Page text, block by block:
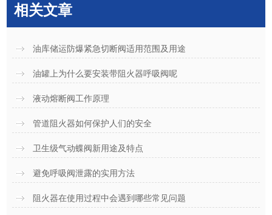
相关文章
油库储运防爆紧急切断阀适用范围及用途
油罐上为什么要安装带阻火器呼吸阀呢
液动熔断阀工作原理
管道阻火器如何保护人们的安全
卫生级气动蝶阀新用途及特点
避免呼吸阀泄露的实用方法
阻火器在使用过程中会遇到哪些常见问题